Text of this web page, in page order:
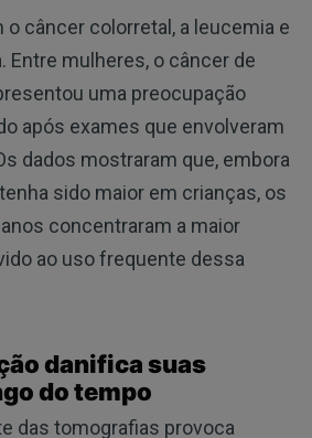
o câncer colorretal, a leucemia e
Entre mulheres, o câncer de
uma preocupação
após exames que envolveram
dados mostraram que, embora
sido maior em crianças, os
concentraram a maior
ao uso frequente dessa
danifica suas
do tempo
das tomografias provoca